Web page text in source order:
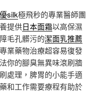
silk極飛秒的專業醫師團
提供日本面霜以高保濕
毛孔髒污的潔面乳推薦
業藥物治療超容易復發
你的腳臭無異味滾刷牆
處理，脾胃的小能手適
和工作需要療程有助於